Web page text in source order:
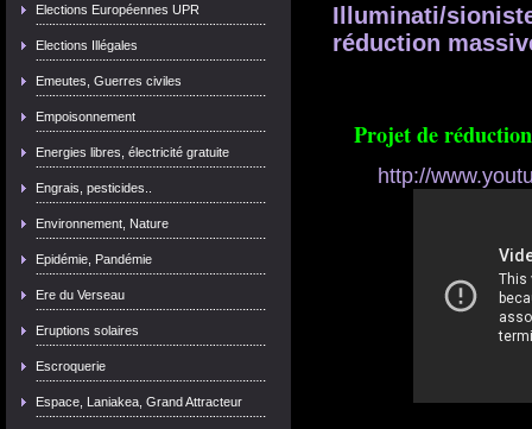
Elections Européennes UPR
Elections Illégales
Emeutes, Guerres civiles
Empoisonnement
Energies libres, électricité gratuite
Engrais, pesticides..
Environnement, Nature
Epidémie, Pandémie
Ere du Verseau
Eruptions solaires
Escroquerie
Espace, Laniakea, Grand Attracteur
Illuminati/
réduction
Projet de
http://